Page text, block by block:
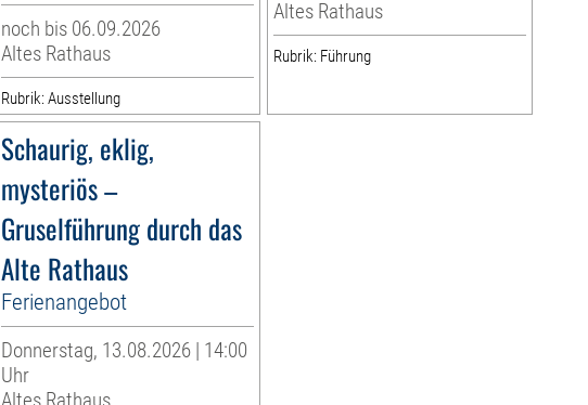
noch bis 06.09.2026
Altes Rathaus
Rubrik: Ausstellung
Altes Rathaus
Rubrik: Führung
Schaurig, eklig,
mysteriös –
Gruselführung durch das
Alte Rathaus
Ferienangebot
Donnerstag, 13.08.2026 | 14:00
Uhr
Altes Rathaus